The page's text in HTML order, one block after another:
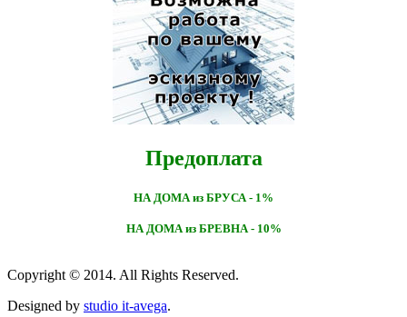
Предоплата
НА ДОМА из БРУСА - 1%
НА ДОМА из БРЕВНА - 10%
Copyright © 2014. All Rights Reserved.
Designed by studio it-avega.